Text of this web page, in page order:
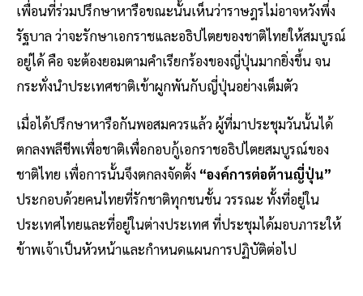
เพื่อนที่ร่วมปรึกษาหารือขณะนั้นเห็นว่าราษฎรไม่อาจหวังพึ่ง
รัฐบาล ว่าจะรักษาเอกราชและอธิปไตยของชาติไทยให้สมบูรณ์
อยู่ได้ คือ จะต้องยอมตามคำเรียกร้องของญี่ปุ่นมากยิ่งขึ้น จน
กระทั่งนำประเทศชาติเข้าผูกพันกับญี่ปุ่นอย่างเต็มตัว
เมื่อได้ปรึกษาหารือกันพอสมควรแล้ว ผู้ที่มาประชุมวันนั้นได้
ตกลงพลีชีพเพื่อชาติเพื่อกอบกู้เอกราชอธิปไตยสมบูรณ์ของ
ชาติไทย เพื่อการนั้นจึงตกลงจัดตั้ง “องค์การต่อต้านญี่ปุ่น”
ประกอบด้วยคนไทยที่รักชาติทุกชนชั้น วรรณะ ทั้งที่อยู่ใน
ประเทศไทยและที่อยู่ในต่างประเทศ ที่ประชุมได้มอบภาระให้
ข้าพเจ้าเป็นหัวหน้าและกำหนดแผนการปฏิบัติต่อไป